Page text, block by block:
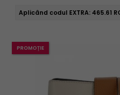
Aplicând codul EXTRA: 465.61
PROMOȚIE